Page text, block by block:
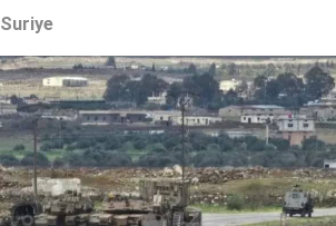
Suriye